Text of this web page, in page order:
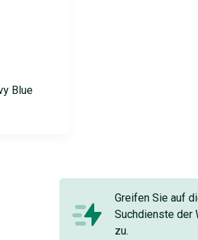
Blue
Greifen Sie auf
Suchdienste der
zu.